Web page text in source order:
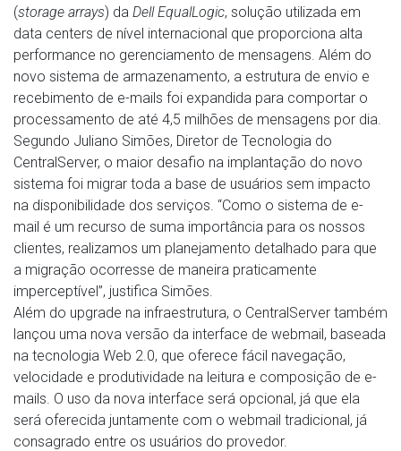
(storage arrays) da Dell EqualLogic, solução utilizada em
data centers de nível internacional que proporciona alta
performance no gerenciamento de mensagens. Além do
novo sistema de armazenamento, a estrutura de envio e
recebimento de e-mails foi expandida para comportar o
processamento de até 4,5 milhões de mensagens por dia.
Segundo Juliano Simões, Diretor de Tecnologia do
CentralServer, o maior desafio na implantação do novo
sistema foi migrar toda a base de usuários sem impacto
na disponibilidade dos serviços. “Como o sistema de e-
mail é um recurso de suma importância para os nossos
clientes, realizamos um planejamento detalhado para que
a migração ocorresse de maneira praticamente
imperceptível”, justifica Simões.
Além do upgrade na infraestrutura, o CentralServer também
lançou uma nova versão da interface de webmail, baseada
na tecnologia Web 2.0, que oferece fácil navegação,
velocidade e produtividade na leitura e composição de e-
mails. O uso da nova interface será opcional, já que ela
será oferecida juntamente com o webmail tradicional, já
consagrado entre os usuários do provedor.